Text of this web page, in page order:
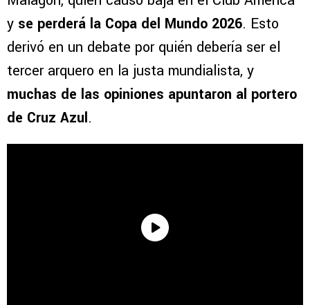
y se perderá la Copa del Mundo 2026. Esto
derivó en un debate por quién debería ser el
tercer arquero en la justa mundialista, y
muchas de las opiniones apuntaron al portero
de Cruz Azul.